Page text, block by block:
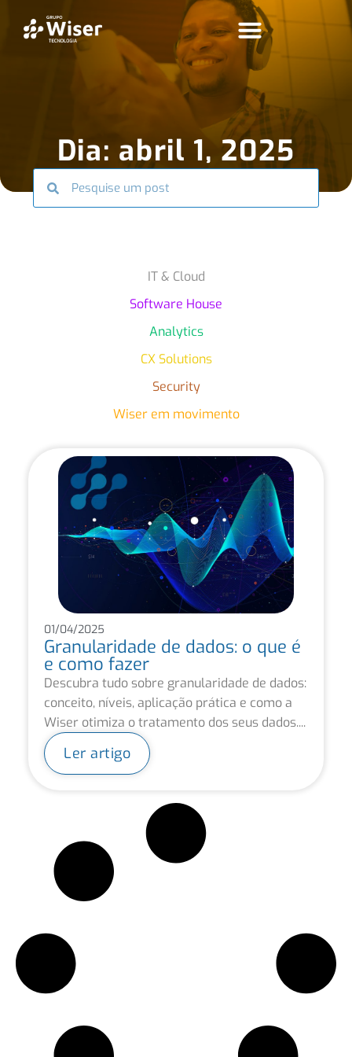
Dia: abril 1, 2025
IT & Cloud
Software House
Analytics
CX Solutions
Security
Wiser em movimento
01/04/2025
Granularidade de dados: o que é
e como fazer
Descubra tudo sobre granularidade de dados:
conceito, níveis, aplicação prática e como a
Wiser otimiza o tratamento dos seus dados....
Ler artigo